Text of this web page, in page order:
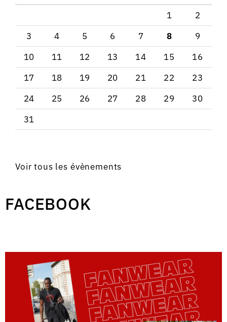
1
2
3
4 5 6 7 8
9
10
11 12 13 14 15
16
17
18 19 20 21 22
23
24
25 26 27 28 29
30
31
Voir tous les évènements
FACEBOOK